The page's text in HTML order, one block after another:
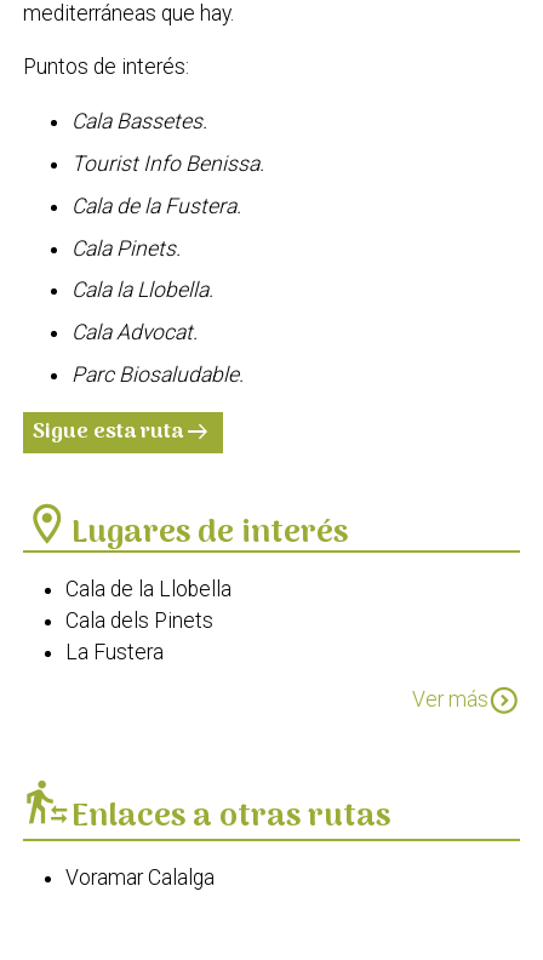
mediterráneas que hay.
Puntos de interés:
Cala Bassetes.
Tourist Info Benissa.
Cala de la Fustera.
Cala Pinets.
Cala la Llobella.
Cala Advocat.
Parc Biosaludable.
Sigue esta rutaarrow_right_alt
location_on Lugares de interés
Cala de la Llobella
Cala dels Pinets
La Fustera
Ver másexpand_circle_down
transfer_within_a_stationEnlaces a otras rutas
Voramar Calalga